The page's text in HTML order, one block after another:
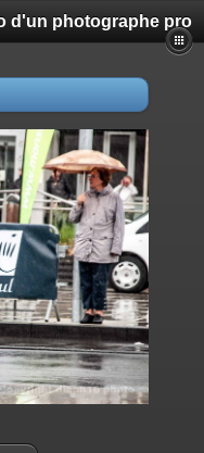
d'un photographe pro